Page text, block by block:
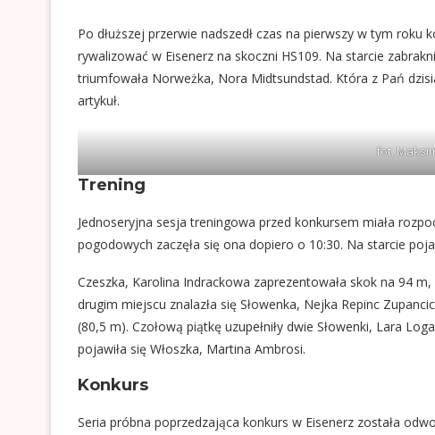
Po dłuższej przerwie nadszedł czas na pierwszy w tym
rywalizować w Eisenerz na skoczni HS109. Na starcie
triumfowała Norweżka, Nora Midtsundstad. Która z Pań
artykuł.
fot.
Trening
Jednoseryjna sesja treningowa przed konkursem miała
pogodowych zaczęła się ona dopiero o 10:30. Na starcie
Czeszka, Karolina Indrackowa zaprezentowała skok na 94
drugim miejscu znalazła się Słowenka, Nejka Repinc
(80,5 m). Czołową piątkę uzupełniły dwie Słowenki, Lara
pojawiła się Włoszka, Martina Ambrosi.
Konkurs
Seria próbna poprzedzająca konkurs w Eisenerz została